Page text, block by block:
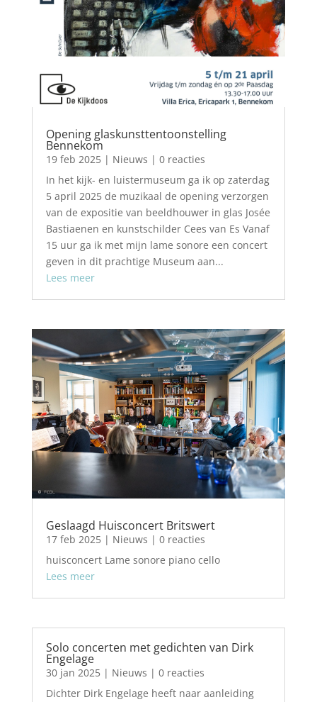
Opening glaskunsttentoonstelling
Bennekom
19 feb 2025| Nieuws | 0 reacties
In het kijk- en luistermuseum ga ik op zaterdag
5 april 2025 de muzikaal de opening verzorgen
van de expositie van beeldhouwer in glas Josée
Bastiaenen en kunstschilder Cees van Es Vanaf
15 uur ga ik met mijn lame sonore een concert
geven in dit prachtige Museum aan...
Lees meer
Geslaagd Huisconcert Britswert
17 feb 2025| Nieuws | 0 reacties
huisconcert Lame sonore piano cello
Lees meer
Solo concerten met gedichten van Dirk
Engelage
30 jan 2025| Nieuws | 0 reacties
Dichter Dirk Engelage heeft naar aanleiding